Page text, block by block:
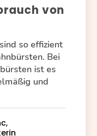
von
so effizient
Bei
ist es
und